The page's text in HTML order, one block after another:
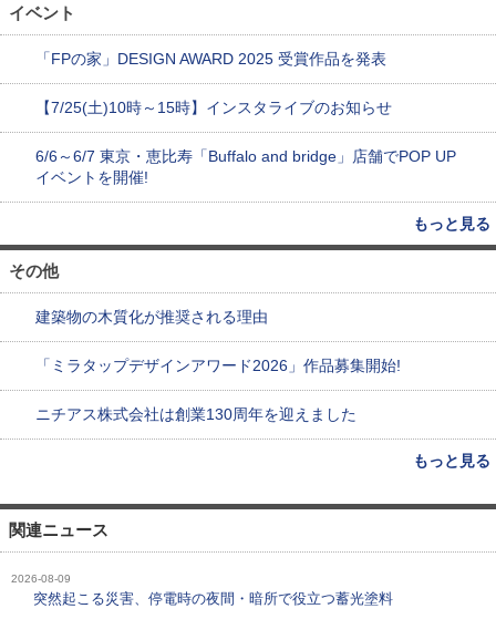
イベント
「FPの家」DESIGN AWARD 2025 受賞作品を発表
【7/25(土)10時～15時】インスタライブのお知らせ
6/6～6/7 東京・恵比寿「Buffalo and bridge」店舗でPOP UP
イベントを開催!
もっと見る
その他
建築物の木質化が推奨される理由
「ミラタップデザインアワード2026」作品募集開始!
ニチアス株式会社は創業130周年を迎えました
もっと見る
関連ニュース
2026-08-09
突然起こる災害、停電時の夜間・暗所で役立つ蓄光塗料